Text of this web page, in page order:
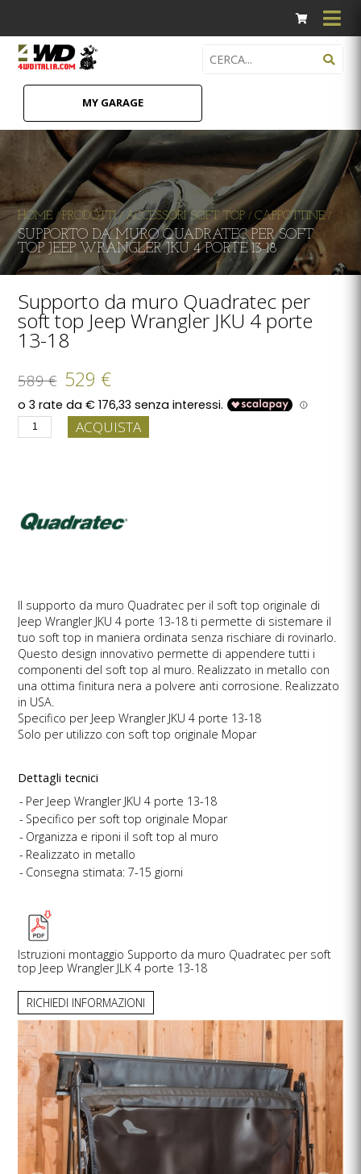
MY GARAGE
HOME /PRODOTTI/ ACCESSORI SOFT TOP /CAPPOTTINE /
SUPPORTO DA MURO QUADRATEC PER SOFT
TOP JEEP WRANGLER JKU 4 PORTE 13-18
Supporto da muro Quadratec per
soft top Jeep Wrangler JKU 4 porte
13-18
589 € 529 €
ACQUISTA
Il supporto da muro Quadratec per il soft top originale di
Jeep Wrangler JKU 4 porte 13-18 ti permette di sistemare il
tuo soft top in maniera ordinata senza rischiare di rovinarlo.
Questo design innovativo permette di appendere tutti i
componenti del soft top al muro. Realizzato in metallo con
una ottima finitura nera a polvere anti corrosione. Realizzato
in USA.
Specifico per Jeep Wrangler JKU 4 porte 13-18
Solo per utilizzo con soft top originale Mopar
Dettagli tecnici
Per Jeep Wrangler JKU 4 porte 13-18
Specifico per soft top originale Mopar
Organizza e riponi il soft top al muro
Realizzato in metallo
Consegna stimata: 7-15 giorni
Istruzioni montaggio Supporto da muro Quadratec per soft
top Jeep Wrangler JLK 4 porte 13-18
RICHIEDI INFORMAZIONI